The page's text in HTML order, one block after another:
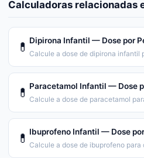
Calculadoras relacionadas
💊 Dipirona Infantil — Dose por
Calcule a dose de dipirona infantil
💊 Paracetamol Infantil — Dose
Calcule a dose de paracetamol
💊 Ibuprofeno Infantil — Dose
Calcule a dose de ibuprofeno